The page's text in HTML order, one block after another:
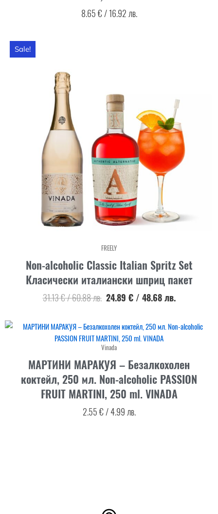
8.65€/16.92 лв.
Sale!
FREELY
Non-alcoholic Classic Italian Spritz Set
Класически италиански шприц пакет
31.13€/60.88лв. 24.89 € / 48.68лв.
Vinada
МАРТИНИ МАРАКУЯ – Безалкохолен
коктейл, 250 мл. Non-alcoholic PASSION
FRUIT MARTINI, 250 ml. VINADA
2.55€/4.99 лв.